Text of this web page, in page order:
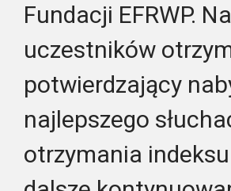
Fundacji EFRWP.
uczestników
potwierdzający
najlepszego
otrzymania